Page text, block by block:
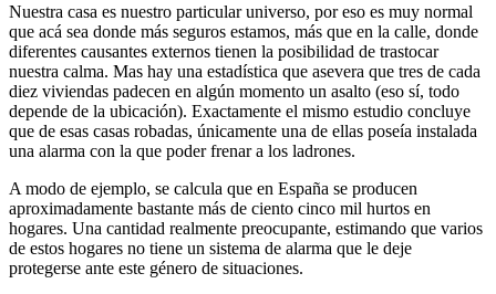
Nuestra casa es nuestro particular universo, por eso es muy normal
que acá sea donde más seguros estamos, más que en la calle, donde
diferentes causantes externos tienen la posibilidad de trastocar
nuestra calma. Mas hay una estadística que asevera que tres de cada
diez viviendas padecen en algún momento un asalto (eso sí, todo
depende de la ubicación). Exactamente el mismo estudio concluye
que de esas casas robadas, únicamente una de ellas poseía instalada
una alarma con la que poder frenar a los ladrones.
A modo de ejemplo, se calcula que en España se producen
aproximadamente bastante más de ciento cinco mil hurtos en
hogares. Una cantidad realmente preocupante, estimando que varios
de estos hogares no tiene un sistema de alarma que le deje
protegerse ante este género de situaciones.